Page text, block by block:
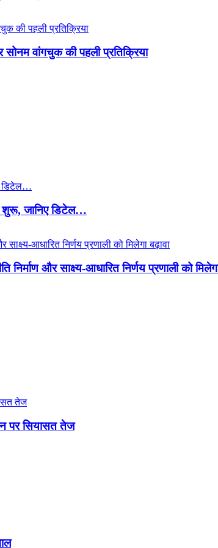
सोनम वांगचुक की पहली प्रतिक्रिया
जानिए डिटेल…
और साक्ष्य-आधारित निर्णय प्रणाली को मिलेगा
पर सियासत तेज